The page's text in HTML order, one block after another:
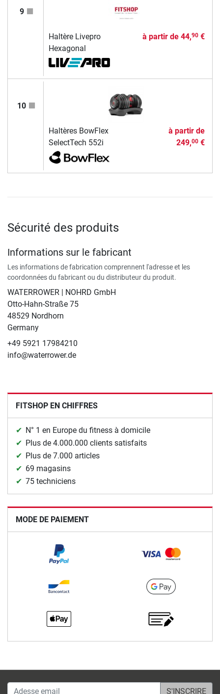
9
Haltère Livepro
Hexagonal
à partir de 44,90€
10
Haltères BowFlex
SelectTech 552i
à partir de
249,00€
Sécurité des produits
Informations sur le fabricant
Les informations de fabrication comprennent l'adresse et les
coordonnées du fabricant ou du distributeur du produit.
WATERROWER | NOHRD GmbH
Otto-Hahn-Straße 75
48529 Nordhorn
Germany
+49 5921 17984210
info@waterrower.de
FITSHOP EN CHIFFRES
N° 1 en Europe du fitness à domicile
Plus de 4.000.000 clients satisfaits
Plus de 7.000 articles
69 magasins
75 techniciens
MODE DE PAIEMENT
Adesse email